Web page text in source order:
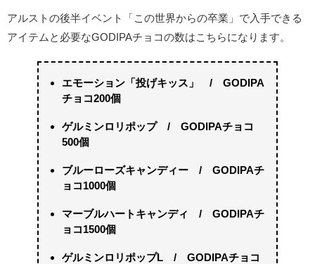
アルストの後半イベント「この世界からの卒業」で入手できる
アイテムと必要なGODIPAチョコの数はこちらになります。
エモーション「投げキッス」 / GODIPA
チョコ200個
ゲルミンロリポップ / GODIPAチョコ
500個
ブルーローズキャンディー / GODIPAチ
ョコ1000個
マーブルハートキャンディ / GODIPAチ
ョコ1500個
ゲルミンロリポップL / GODIPAチョコ